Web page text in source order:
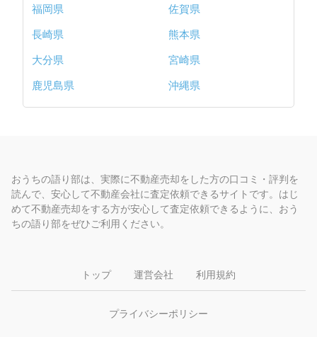
福岡県
佐賀県
長崎県
熊本県
大分県
宮崎県
鹿児島県
沖縄県
おうちの語り部は、実際に不動産売却をした方の口コミ・評判を
読んで、安心して不動産会社に査定依頼できるサイトです。はじ
めて不動産売却をする方が安心して査定依頼できるように、おう
ちの語り部をぜひご利用ください。
トップ 運営会社 利用規約
プライバシーポリシー